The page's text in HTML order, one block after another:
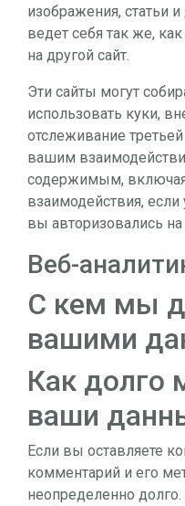
изображения, статьи
ведет себя так же,
на другой сайт.
Эти сайты могут
использовать куки,
отслеживание
вашим
содержимым,
взаимодействия, если
вы авторизовались на
Веб-
С кем мы
вашими
Как долго
ваши
Если вы оставляете
комментарий и его
неопределенно долго.